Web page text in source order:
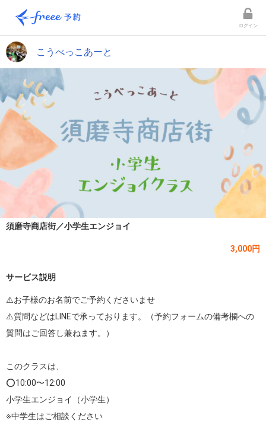
ログイン
こうべっこあーと
須磨寺商店街／小学生エンジョイ
3,000円
サービス説明
⚠️お子様のお名前でご予約くださいませ
⚠️質問などはLINEで承っております。（予約フォームの備考欄への
質問はご回答し兼ねます。）
このクラスは、
⭕️10:00〜12:00
小学生エンジョイ（小学生）
※中学生はご相談ください